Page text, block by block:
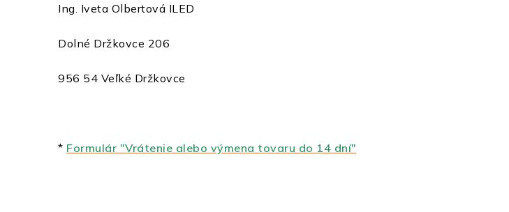
Ing. Iveta Olbertová ILED
Dolné Držkovce 206
956 54 Veľké Držkovce
* Formulár "Vrátenie alebo výmena tovaru do 14 dní"